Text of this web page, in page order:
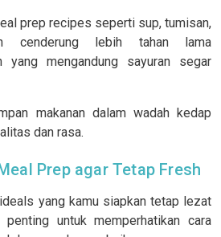
prep recipes seperti sup, tumisan,
cenderung lebih tahan lama
yang mengandung sayuran segar
makanan dalam wadah kedap
dan rasa.
Prep agar Tetap Fresh
yang kamu siapkan tetap lezat
untuk memperhatikan cara